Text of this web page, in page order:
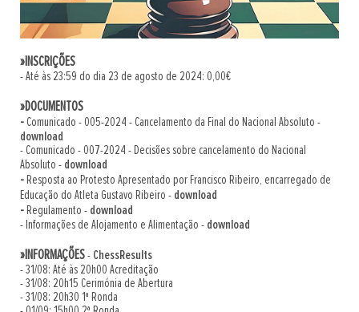
»INSCRIÇÕES
- Até às 23:59 do dia 23 de agosto de 2024: 0,00€
»DOCUMENTOS
-Comunicado - 005-2024 - Cancelamento da Final do Nacional Absoluto -
download
- Comunicado - 007-2024 - Decisões sobre cancelamento do Nacional
Absoluto - download
- Resposta ao Protesto Apresentado por Francisco Ribeiro, encarregado de
Educação do Atleta Gustavo Ribeiro - download
- Regulamento - download
- Informações de Alojamento e Alimentação - download
»INFORMAÇÕES- ChessResults
- 31/08: Até às 20h00 Acreditação
- 31/08: 20h15 Cerimónia de Abertura
- 31/08: 20h30 1ª Ronda